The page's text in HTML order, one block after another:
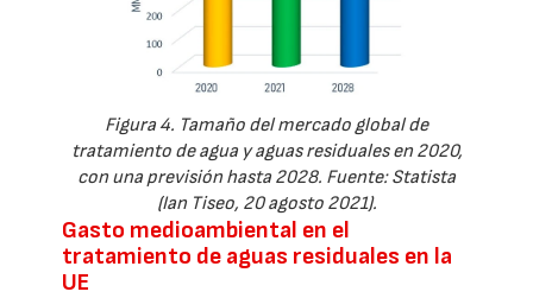
Figura 4. Tamaño del mercado global de
tratamiento de agua y aguas residuales en 2020,
con una previsión hasta 2028. Fuente: Statista
(Ian Tiseo, 20 agosto 2021).
Gasto medioambiental en el
tratamiento de aguas residuales en la
UE